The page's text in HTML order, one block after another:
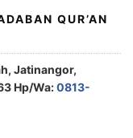
QUR’AN
Jatinangor,
Hp/Wa:0813-